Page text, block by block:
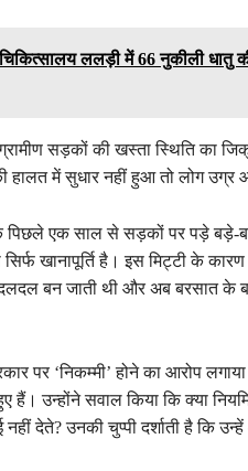
ललड़ी में 66 नुकीली धातु
सड़कों की खस्ता स्थिति का
हालत में सुधार नहीं हुआ तो लोग उग्र
पिछले एक साल से सड़कों पर पड़े बड़े-
खानापूर्ति है। इस मिट्टी के कारण
बन जाती थी और अब बरसात के
पर ‘निकम्मी’ होने का आरोप
उन्होंने सवाल किया कि क्या
देते? उनकी चुप्पी दर्शाती है कि